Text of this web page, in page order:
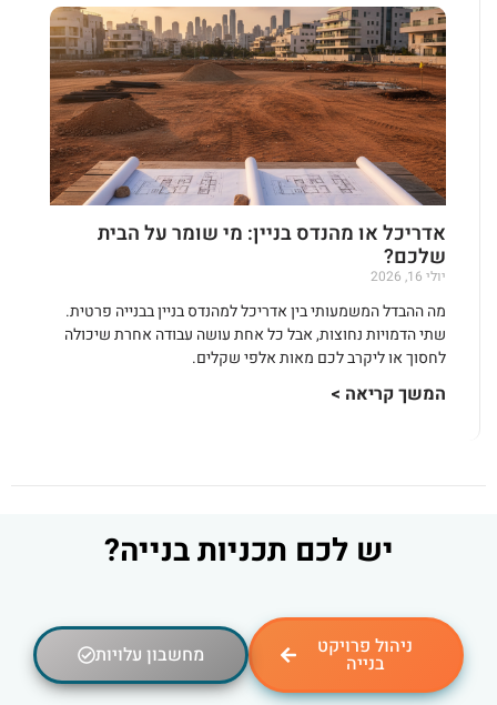
אדריכל או מהנדס בניין: מי שומר על הבית
שלכם?
יולי 16, 2026
מה ההבדל המשמעותי בין אדריכל למהנדס בניין בבנייה פרטית.
שתי הדמויות נחוצות, אבל כל אחת עושה עבודה אחרת שיכולה
לחסוך או ליקרב לכם מאות אלפי שקלים.
המשך קריאה >
יש לכם תכניות בנייה?
ניהול פרויקט
בנייה מחשבון עלויות